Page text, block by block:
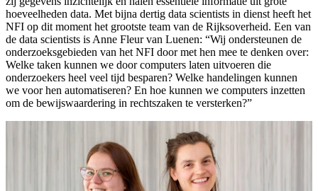
hoeveelheden data. Met bijna dertig data scientists in dienst heeft het
NFI op dit moment het grootste team van de Rijksoverheid. Een van
de data scientists is Anne Fleur van Luenen: “Wij ondersteunen de
onderzoeksgebieden van het NFI door met hen mee te denken over:
Welke taken kunnen we door computers laten uitvoeren die
onderzoekers heel veel tijd besparen? Welke handelingen kunnen
we voor hen automatiseren? En hoe kunnen we computers inzetten
om de bewijswaardering in rechtszaken te versterken?”